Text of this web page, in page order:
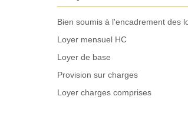
Bien soumis à l'encadrement des
Loyer mensuel HC
Loyer de base
Provision sur charges
Loyer charges comprises